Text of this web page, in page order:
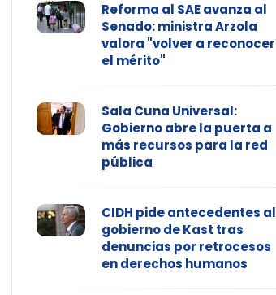
Reforma al SAE avanza al
Senado: ministra Arzola
valora "volver a reconocer
el mérito"
Sala Cuna Universal:
Gobierno abre la puerta a
más recursos para la red
pública
CIDH pide antecedentes al
gobierno de Kast tras
denuncias por retrocesos
en derechos humanos